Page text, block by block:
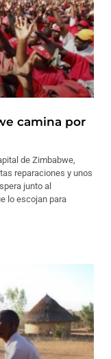
camina por
de Zimbabwe,
reparaciones y unos
junto al
lo escojan para